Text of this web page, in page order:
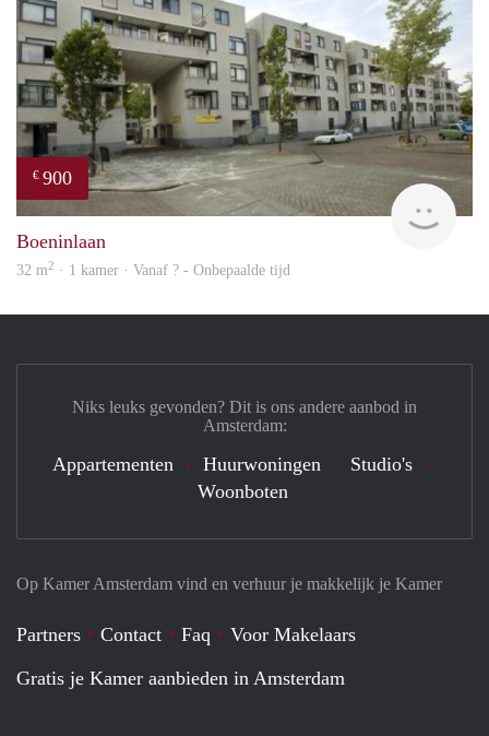
€ 900
Boeninlaan
32 m2 · 1 kamer · Vanaf ? - Onbepaalde tijd
Op Kamer Amsterdam vind en verhuur je makkelijk je Kamer
Partners Contact Faq
Voor Makelaars
Gratis je Kamer aanbieden in Amsterdam
Niks leuks gevonden? Dit is ons andere aanbod in
Amsterdam:
Appartementen Huurwoningen
Studio's
Woonboten